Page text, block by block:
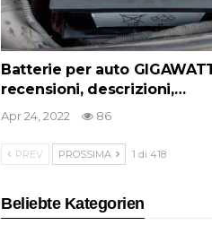
Batterie per auto
recensioni, descrizioni,…
Apr 24, 2022 86
PREV PROSSIMA 1 di 418
Beliebte Kategorien